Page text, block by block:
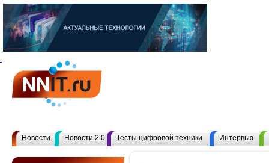
Новости Новости 2.0 Тесты цифровой техники Интервью